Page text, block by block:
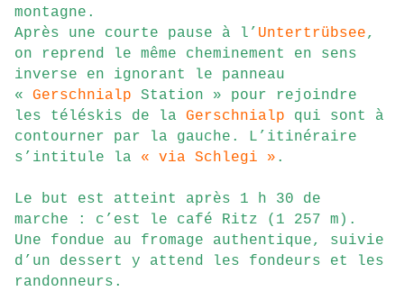
montagne.
Après une courte pause à l’ Untertrübsee,
on reprend le même cheminement en sens
inverse en ignorant le panneau
« Gerschnialp Station » pour rejoindre
les téléskis de la Gerschnialp qui sont à
contourner par la gauche. L’itinéraire
s’intitule la « via Schlegi » .
Le but est atteint après 1 h 30 de
marche : c’est le café Ritz (1 257 m).
Une fondue au fromage authentique, suivie
d’un dessert y attend les fondeurs et les
randonneurs.